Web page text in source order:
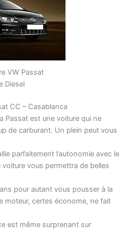
VW Passat
Diesel
CC – Casablanca
Passat est une voiture qui ne
de carburant. Un plein peut vous
parfaitement l’autonomie avec le
vous permettra de belles
pour autant vous pousser à la
moteur, certes économe, ne fait
est même surprenant sur